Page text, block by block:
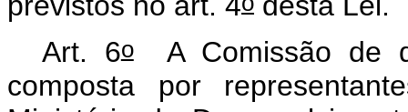
Art. 6oA Comissão de
composta por